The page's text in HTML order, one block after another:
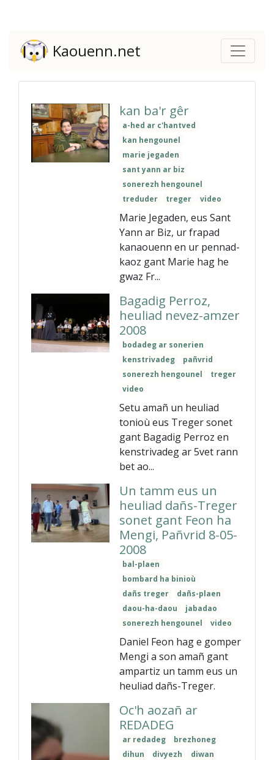
Kaouenn.net
kan ba'r gêr
a-hed ar c'hantved
kan hengounel
marie jegaden
sant yann ar biz
sonerezh hengounel
treduder
treger video
Marie Jegaden, eus Sant
Yann ar Biz, ur frapad
kanaouenn en ur pennad-
kaoz gant Marie hag he
gwaz Fr...
Bagadig Perroz,
heuliad nevez-amzer
2008
bodadeg ar sonerien
kenstrivadeg
pañvrid
sonerezh hengounel
treger
video
Setu amañ un heuliad
tonioù eus Treger sonet
gant Bagadig Perroz en
kenstrivadeg ar 5vet rann
bet ao...
Un tamm eus un
heuliad dañs-Treger
sonet gant Feon ha
Mengi, Pañvrid 8-05-
2008
bal-plaen
bombard ha binioù
dañs treger
dañs-plaen
daou-ha-daou
jabadao
sonerezh hengounel
video
Daniel Feon hag e gomper
Mengi a son amañ gant
ampartiz un tamm eus un
heuliad dañs-Treger.
Oc'h aozañ ar
REDADEG
ar redadeg
brezhoneg
dihun
divyezh
diwan